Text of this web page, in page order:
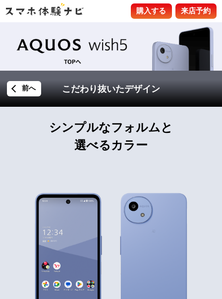
購入する 来店予約
こだわり抜いたデザイン
前へ
シンプルなフォルムと
選べるカラー